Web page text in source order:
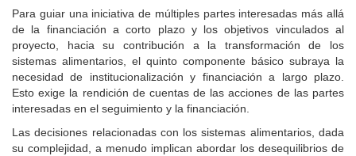
Para guiar una iniciativa de múltiples partes interesadas más allá
de la financiación a corto plazo y los objetivos vinculados al
proyecto, hacia su contribución a la transformación de los
sistemas alimentarios, el quinto componente básico subraya la
necesidad de institucionalización y financiación a largo plazo.
Esto exige la rendición de cuentas de las acciones de las partes
interesadas en el seguimiento y la financiación.
Las decisiones relacionadas con los sistemas alimentarios, dada
su complejidad, a menudo implican abordar los desequilibrios de